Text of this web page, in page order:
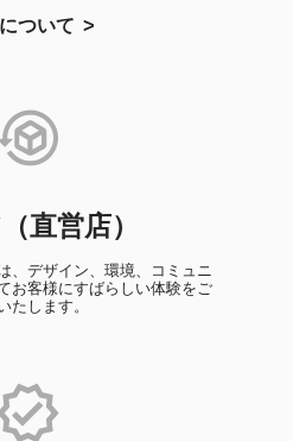
ついて
直営店）
、デザイン、環境、コミュニ
お客様にすばらしい体験をご
たします。